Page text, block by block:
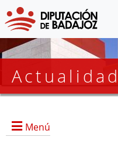
Actualidad
Menú